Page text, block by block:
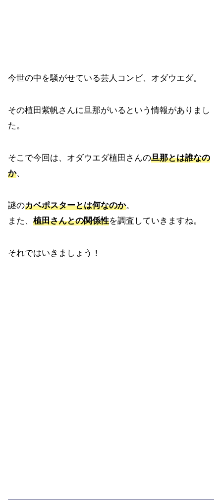
今世の中を騒がせている芸人コンビ、オダウエダ。
その植田紫帆さんに旦那がいるという情報がありまし
た。
そこで今回は、オダウエダ植田さんの旦那とは誰なの
か、
謎のカベポスターとは何なのか。
また、 植田さんとの関係性を調査していきますね。
それではいきましょう！